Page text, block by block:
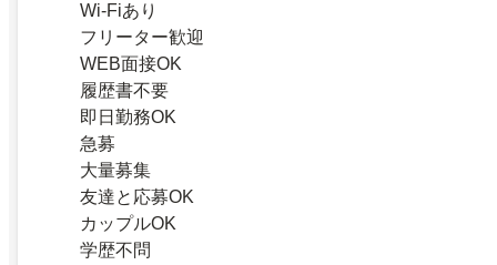
Wi-Fiあり
フリーター歓迎
WEB面接OK
履歴書不要
即日勤務OK
急募
大量募集
友達と応募OK
カップルOK
学歴不問